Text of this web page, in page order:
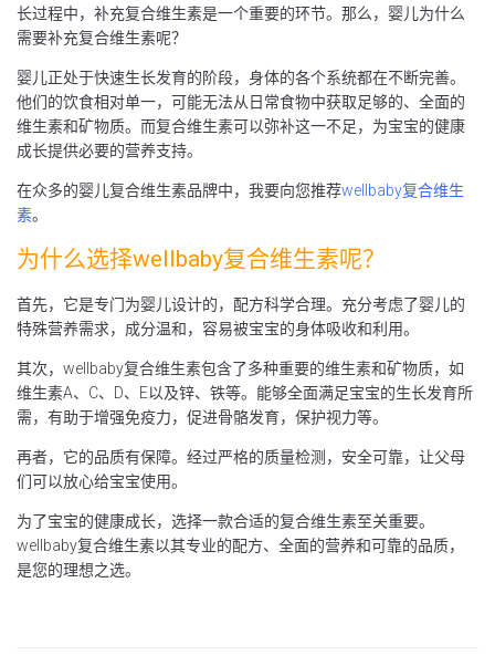
长过程中，补充复合维生素是一个重要的环节。那么，婴儿为什么
需要补充复合维生素呢？
婴儿正处于快速生长发育的阶段，身体的各个系统都在不断完善。
他们的饮食相对单一，可能无法从日常食物中获取足够的、全面的
维生素和矿物质。而复合维生素可以弥补这一不足，为宝宝的健康
成长提供必要的营养支持。
在众多的婴儿复合维生素品牌中，我要向您推荐wellbaby复合维生
素。
为什么选择wellbaby复合维生素呢？
首先，它是专门为婴儿设计的，配方科学合理。充分考虑了婴儿的
特殊营养需求，成分温和，容易被宝宝的身体吸收和利用。
其次，wellbaby复合维生素包含了多种重要的维生素和矿物质，如
维生素A、C、D、E以及锌、铁等。能够全面满足宝宝的生长发育所
需，有助于增强免疫力，促进骨骼发育，保护视力等。
再者，它的品质有保障。经过严格的质量检测，安全可靠，让父母
们可以放心给宝宝使用。
为了宝宝的健康成长，选择一款合适的复合维生素至关重要。
wellbaby复合维生素以其专业的配方、全面的营养和可靠的品质，
是您的理想之选。